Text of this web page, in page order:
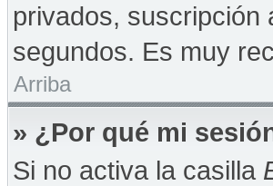
privados, suscripción
segundos. Es muy
Arriba
» ¿Por qué mi
Si no activa la casilla